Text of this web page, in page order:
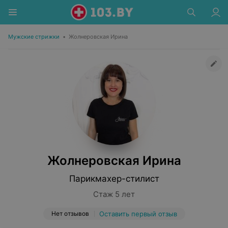
Мужские стрижки • Жолнеровская Ирина
Жолнеровская Ирина
Парикмахер-стилист
Стаж 5 лет
Нет отзывов Оставить первый отзыв